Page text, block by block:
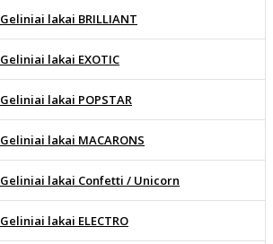
Geliniai lakai BRILLIANT
Geliniai lakai EXOTIC
Geliniai lakai POPSTAR
Geliniai lakai MACARONS
Geliniai lakai Confetti / Unicorn
Geliniai lakai ELECTRO